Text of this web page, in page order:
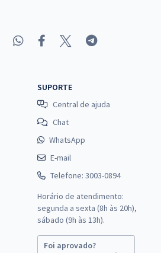
SUPORTE
Central de ajuda
Chat
WhatsApp
E-mail
Telefone: 3003-0894
Horário de atendimento:
segunda a sexta (8h às 20h),
sábado (9h às 13h).
Foi aprovado?